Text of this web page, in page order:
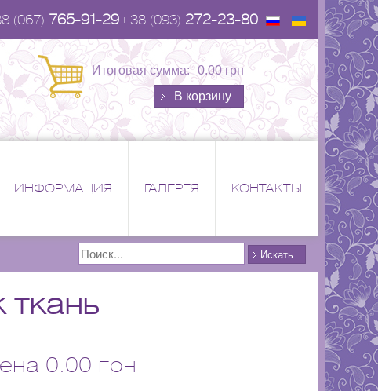
(067) 765-91-29+38 (093) 272-23-80
Итоговая сумма: 0.00 грн
В корзину
ИНФОРМАЦИЯ ГАЛЕРЕЯ КОНТАКТЫ
Поиск
Искать
0.00 грн